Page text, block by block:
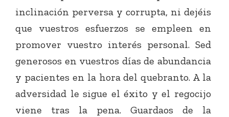
inclinación perversa y corrupta, ni dejéis
que vuestros esfuerzos se empleen en
promover vuestro interés personal. Sed
generosos en vuestros días de abundancia
y pacientes en la hora del quebranto. A la
adversidad le sigue el éxito y el regocijo
viene tras la pena. Guardaos de la